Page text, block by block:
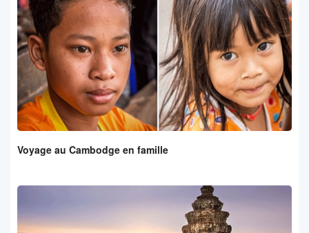
Voyage au Cambodge en famille